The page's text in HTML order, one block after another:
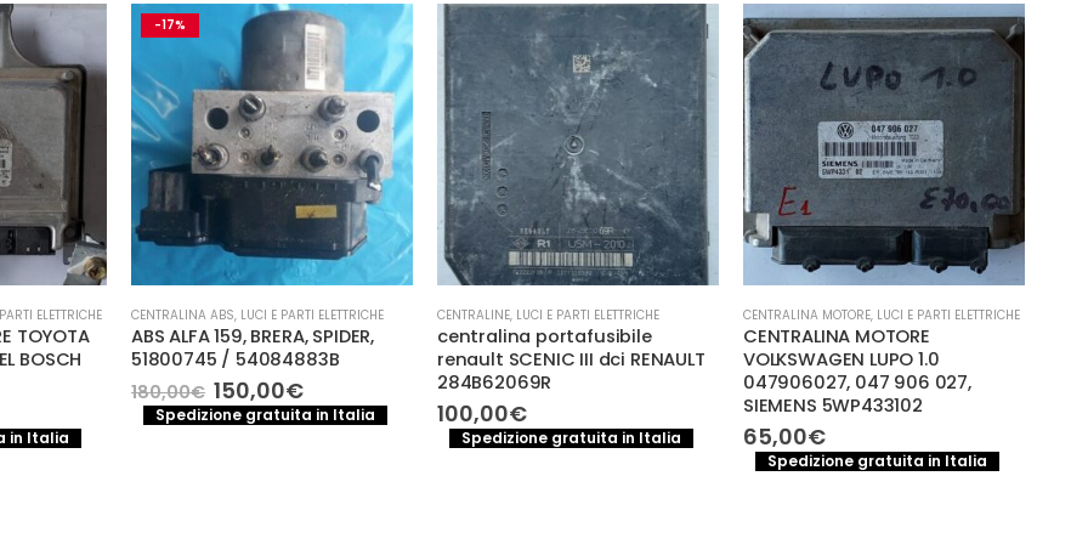
ELETTRICHE
Italia
CENTRALINE, LUCI E PARTI ELETTRICHE
centralina portafusibile
renault SCENIC III dci RENAULT
284B62069R
100,00€
CENTRALINA MOTORE,LUCI E PARTI ELETTRICHE
CENTRALINA MOTORE
VOLKSWAGEN LUPO 1.0
047906027, 047 906 027,
SIEMENS 5WP433102
65,00€
-10%
CENTRALINA MOTORE, LUCI E PARTI ELETTRICHE
CENTRALINA MOTORE LAND
ROVER DISCOVERY 3A SERIE
5WS40621CT
300,00€ Il
originale
era:
270,00€
attuale
è:
Spedizione gratuita in Italia